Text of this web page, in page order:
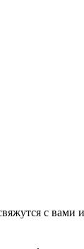
с вами и